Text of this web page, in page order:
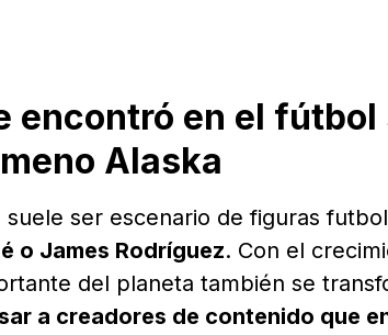
encontró en el fútbol
Alaska
suele ser escenario de figuras
o James Rodríguez. Con el
del planeta también se
a creadores de contenido que